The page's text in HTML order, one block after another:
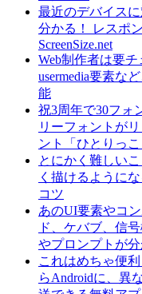
最近のデバイス
分かる！ レスポ
ScreenSize.net
Web制作者は要
usermedia要素な
能
祝3周年で30フォ
リーフォントが
ント「ひとりっこ
とにかく難しい
く描けるように
コツ
あのUI要素やコ
ド、ケバブ、信
やプロンプトが分
これはめちゃ便利
らAndroidに、異